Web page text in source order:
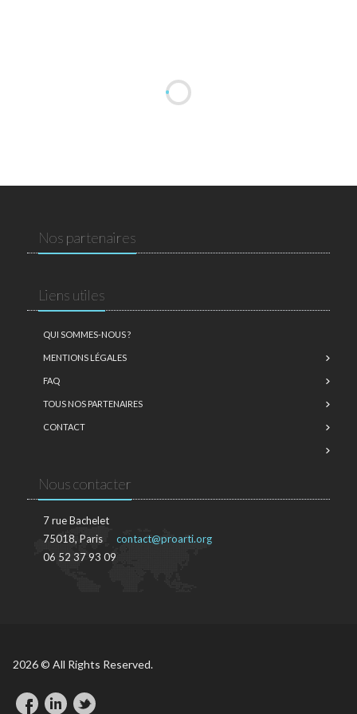
Nos partenaires
Liens utiles
QUI SOMMES-NOUS ?
MENTIONS LÉGALES
FAQ
TOUS NOS PARTENAIRES
CONTACT
Nous contacter
7 rue Bachelet
75018, Paris
06 52 37 93 09
contact@proarti.org
2026 © All Rights Reserved.